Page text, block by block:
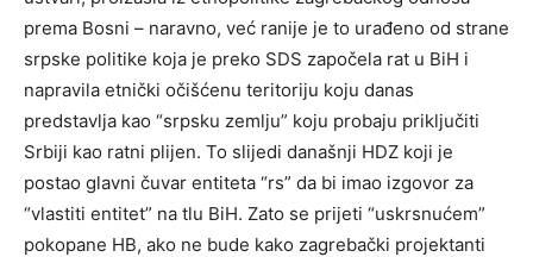
prema Bosni – naravno, već ranije je to urađeno od strane
srpske politike koja je preko SDS započela rat u BiH i
napravila etnički očišćenu teritoriju koju danas
predstavlja kao “srpsku zemlju” koju probaju priključiti
Srbiji kao ratni plijen. To slijedi današnji HDZ koji je
postao glavni čuvar entiteta “rs” da bi imao izgovor za
“vlastiti entitet” na tlu BiH. Zato se prijeti “uskrsnućem”
pokopane HB, ako ne bude kako zagrebački projektanti